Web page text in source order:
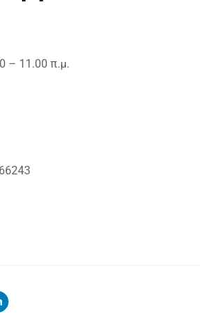
– 11.00 π.μ.